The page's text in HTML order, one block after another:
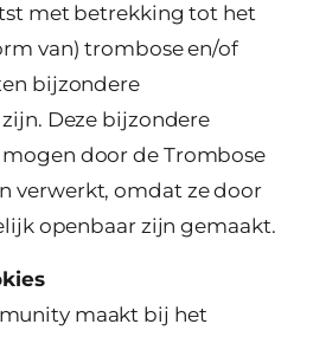
met betrekking tot het
van) trombose en/of
bijzondere
Deze bijzondere
door de Trombose
verwerkt, omdat ze door
openbaar zijn gemaakt.
maakt bij het